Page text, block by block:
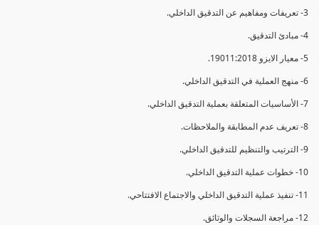
3- تعريفات ومفاهيم عن التدقيق الداخلي.
4- مبادئ التدقيق.
5- معيار الايزو 19011:2018.
6- منهج العملية في التدقيق الداخلي.
7- الأساسيات المتعلقة بعملية التدقيق الداخلي.
8- تعريف عدم المطابقة والملاحظات.
9- الترتيب والتنظيم للتدقيق الداخلي.
10- خطوات عملية التدقيق الداخلي.
11- تنفيذ عملية التدقيق الداخلي والاجتماع الافتتاحي.
12- مراجعة السجلات والوثائق.